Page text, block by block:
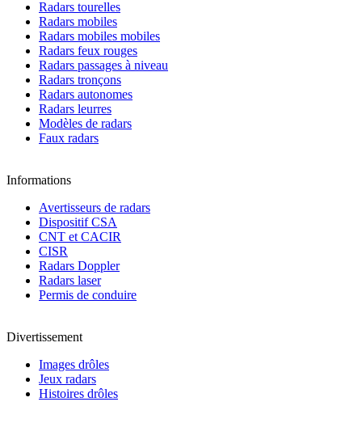
Radars tourelles
Radars mobiles
Radars mobiles mobiles
Radars feux rouges
Radars passages à niveau
Radars tronçons
Radars autonomes
Radars leurres
Modèles de radars
Faux radars
Informations
Avertisseurs de radars
Dispositif CSA
CNT et CACIR
CISR
Radars Doppler
Radars laser
Permis de conduire
Divertissement
Images drôles
Jeux radars
Histoires drôles